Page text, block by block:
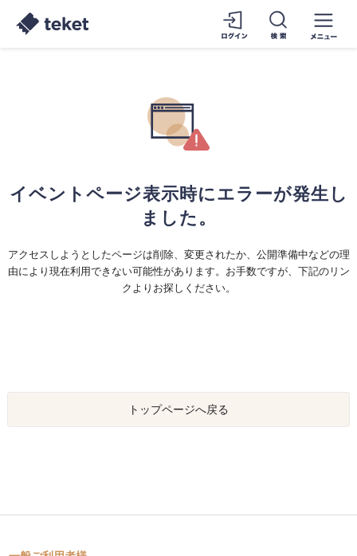
イベントページ表示時にエラーが発生し
ました。
アクセスしようとしたページは削除、変更されたか、公開準備中などの理
由により現在利用できない可能性があります。お手数ですが、下記のリン
クよりお探しください。
トップページへ戻る